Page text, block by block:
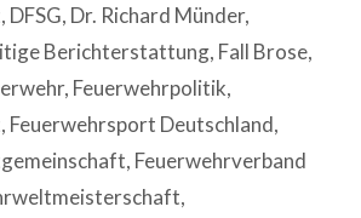
, DFSG, Dr. Richard Münder,
Berichterstattung, Fall Brose,
, Feuerwehrpolitik,
, Feuerwehrsport Deutschland,
, Feuerwehrverband
,